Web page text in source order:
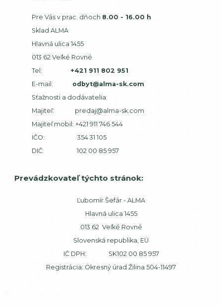
Pre Vás v prac. dňoch 8.00 - 16.00 h
Sklad ALMA
Hlavná ulica 1455
013 62 Veľké Rovné
Tel:
+421 911 802 951
E-mail: odbyt@alma-sk.com
Sťažnosti a dodávatelia:
Majiteľ: predaj@alma-sk.com
Majiteľ mobil: +421 911 746 544
IČO: 354 31 105
DIČ: 102 00 85 957
Prevádzkovateľ týchto stránok:
Ľubomír Šefár - ALMA
Hlavná ulica 1455
013 62 Veľké Rovné
Slovenská republika, EÚ
IČ DPH: SK102 00 85 957
Registrácia: Okresný úrad Žilina 504-11497